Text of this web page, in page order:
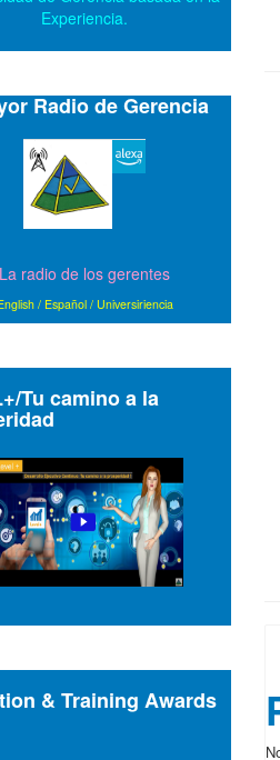
Experiencia.
Radio de Gerencia
La radio de los gerentes
/ Español/ Universiriencia
Tu camino a la
& Training Awards